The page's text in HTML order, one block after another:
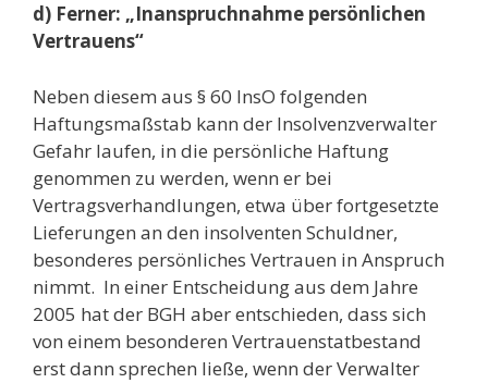
d) Ferner: „Inanspruchnahme persönlichen
Vertrauens“
Neben diesem aus § 60 InsO folgenden
Haftungsmaßstab kann der Insolvenzverwalter
Gefahr laufen, in die persönliche Haftung
genommen zu werden, wenn er bei
Vertragsverhandlungen, etwa über fortgesetzte
Lieferungen an den insolventen Schuldner,
besonderes persönliches Vertrauen in Anspruch
nimmt. In einer Entscheidung aus dem Jahre
2005 hat der BGH aber entschieden, dass sich
von einem besonderen Vertrauenstatbestand
erst dann sprechen ließe, wenn der Verwalter